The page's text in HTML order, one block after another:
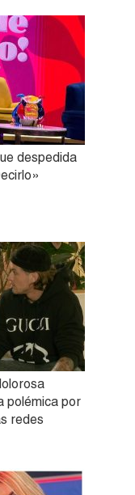
despedida
polémica por
redes